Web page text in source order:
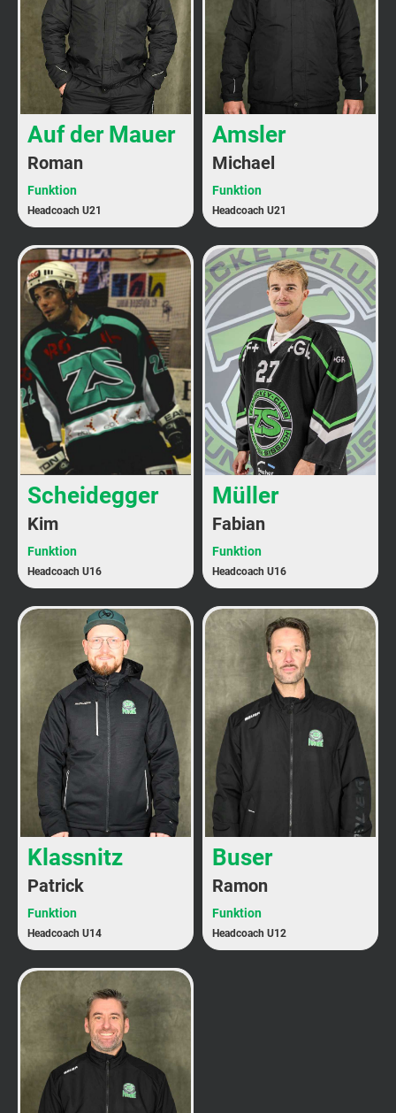
Auf der Mauer
Roman
Funktion
Headcoach U21
Amsler
Michael
Funktion
Headcoach U21
Scheidegger
Kim
Funktion
Headcoach U16
Müller
Fabian
Funktion
Headcoach U16
Klassnitz
Patrick
Funktion
Headcoach U14
Buser
Ramon
Funktion
Headcoach U12